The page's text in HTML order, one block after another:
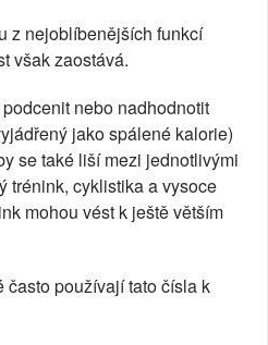
z nejoblíbenějších funkcí
však zaostává.
nebo nadhodnotit
jako spálené kalorie)
se také liší mezi jednotlivými
trénink, cyklistika a vysoce
mohou vést k ještě větším
často používají tato čísla k